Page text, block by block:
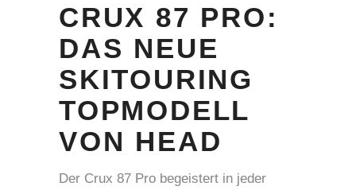
CRUX 87 PRO:
DAS NEUE
SKITOURING
TOPMODELL
VON HEAD
Der Crux 87 Pro begeistert in jeder